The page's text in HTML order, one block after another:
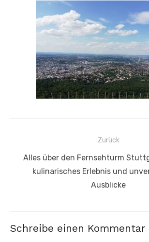
Beitragsnavigation
Zurück
Vorheriger
Beitrag:
Alles über den Fernsehturm
kulinarisches Erlebnis und
Ausblicke
Schreibe einen Kommentar